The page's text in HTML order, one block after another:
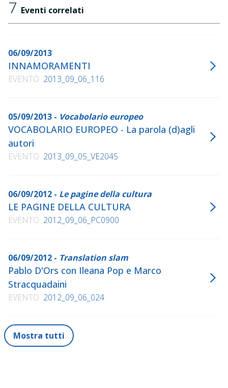
7 Eventi correlati
06/09/2013
INNAMORAMENTI
EVENTO 2013_09_06_116
05/09/2013 - Vocabolario europeo
VOCABOLARIO EUROPEO - La parola (d)agli
autori
EVENTO 2013_09_05_VE2045
06/09/2012 - Le pagine della cultura
LE PAGINE DELLA CULTURA
EVENTO 2012_09_06_PC0900
06/09/2012 - Translation slam
Pablo D'Ors con Ileana Pop e Marco
Stracquadaini
EVENTO 2012_09_06_024
Mostra tutti